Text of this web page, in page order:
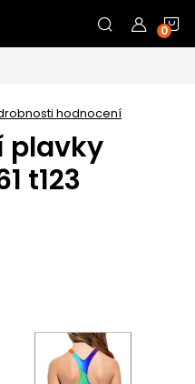
hodnocení
plavky
t123